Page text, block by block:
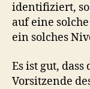
identifiziert, so
auf eine
ein solches
Es ist gut,
Vorsitzende